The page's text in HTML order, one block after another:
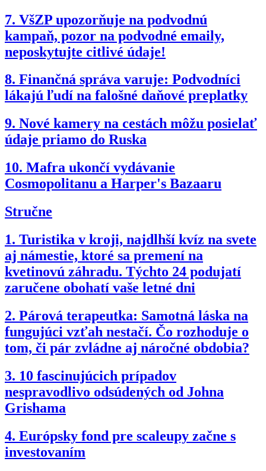
7. VšZP upozorňuje na podvodnú
kampaň, pozor na podvodné emaily,
neposkytujte citlivé údaje!
8. Finančná správa varuje: Podvodníci
lákajú ľudí na falošné daňové preplatky
9. Nové kamery na cestách môžu posielať
údaje priamo do Ruska
10. Mafra ukončí vydávanie
Cosmopolitanu a Harper's Bazaaru
Stručne
1. Turistika v kroji, najdlhší kvíz na svete
aj námestie, ktoré sa premení na
kvetinovú záhradu. Týchto 24 podujatí
zaručene obohatí vaše letné dni
2. Párová terapeutka: Samotná láska na
fungujúci vzťah nestačí. Čo rozhoduje o
tom, či pár zvládne aj náročné obdobia?
3. 10 fascinujúcich prípadov
nespravodlivo odsúdených od Johna
Grishama
4. Európsky fond pre scaleupy začne s
investovaním